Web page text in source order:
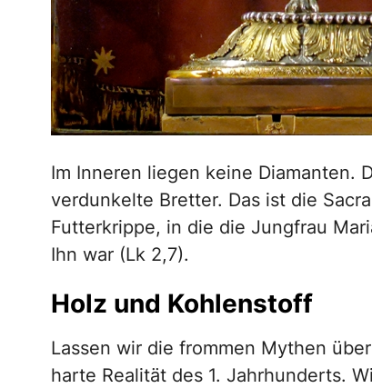
Im Inneren liegen keine Diamanten.
verdunkelte Bretter. Das ist die
Futterkrippe, in die die Jungfrau
Ihn war (Lk 2,7).
Holz und Kohlenstoff
Lassen wir die frommen Mythen
harte Realität des 1. Jahrhunderts.